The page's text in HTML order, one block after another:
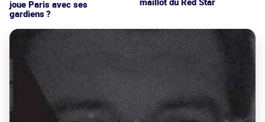
joue Paris avec ses
gardiens ?